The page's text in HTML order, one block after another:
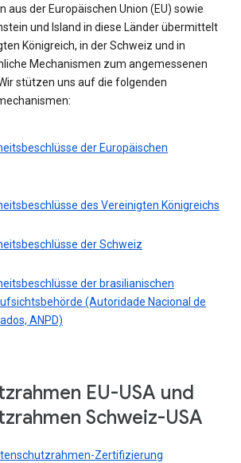
aus der Europäischen Union (EU) sowie
und Island in diese Länder übermittelt
Königreich, in der Schweiz und in
Mechanismen zum angemessenen
stützen uns auf die folgenden
der Europäischen
des Vereinigten Königreichs
der Schweiz
der brasilianischen
(Autoridade Nacional de
ANPD)
EU-USA und
Schweiz-USA
Zertifizierung